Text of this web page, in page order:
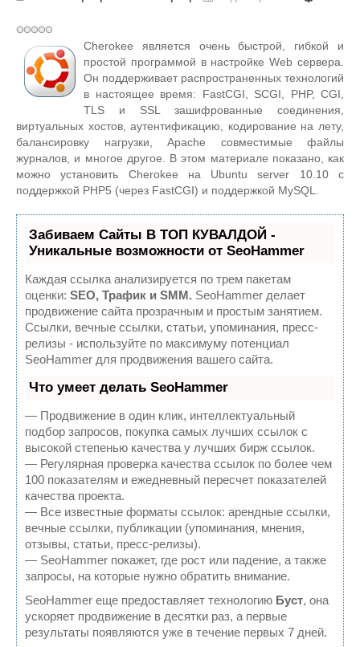
Cherokee является очень быстрой, гибкой и
простой программой в настройке Web сервера.
Он поддерживает распространенных технологий
в настоящее время: FastCGI, SCGI, PHP, CGI,
TLS и SSL зашифрованные соединения,
виртуальных хостов, аутентификацию, кодирование на лету,
балансировку нагрузки, Apache совместимые файлы
журналов, и многое другое. В этом материале показано, как
можно установить Cherokee на Ubuntu server 10.10 с
поддержкой PHP5 (через FastCGI) и поддержкой MySQL.
Забиваем Сайты В ТОП КУВАЛДОЙ -
Уникальные возможности от SeoHammer
Каждая ссылка анализируется по трем пакетам
оценки: SEO, Трафик и SMM. SeoHammer делает
продвижение сайта прозрачным и простым занятием.
Ссылки, вечные ссылки, статьи, упоминания, пресс-
релизы - используйте по максимуму потенциал
SeoHammer для продвижения вашего сайта.
Что умеет делать SeoHammer
— Продвижение в один клик, интеллектуальный
подбор запросов, покупка самых лучших ссылок с
высокой степенью качества у лучших бирж ссылок.
— Регулярная проверка качества ссылок по более чем
100 показателям и ежедневный пересчет показателей
качества проекта.
— Все известные форматы ссылок: арендные ссылки,
вечные ссылки, публикации (упоминания, мнения,
отзывы, статьи, пресс-релизы).
— SeoHammer покажет, где рост или падение, а также
запросы, на которые нужно обратить внимание.
SeoHammer еще предоставляет технологию Буст, она
ускоряет продвижение в десятки раз, а первые
результаты появляются уже в течение первых 7 дней.